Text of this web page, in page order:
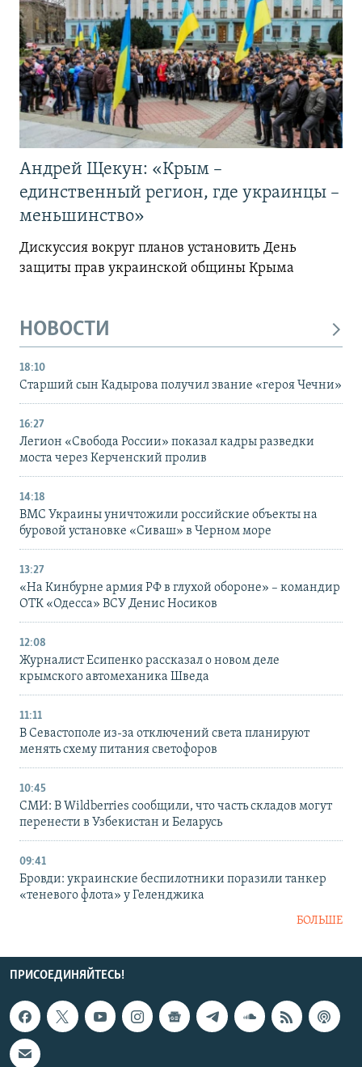
Андрей Щекун: «Крым –
единственный регион, где украинцы –
меньшинство»
Дискуссия вокруг планов установить День
защиты прав украинской общины Крыма
НОВОСТИ
18:10
Старший сын Кадырова получил звание «героя Чечни»
16:27
Легион «Свобода России» показал кадры разведки
моста через Керченский пролив
14:18
ВМС Украины уничтожили российские объекты на
буровой установке «Сиваш» в Черном море
13:27
«На Кинбурне армия РФ в глухой обороне» – командир
ОТК «Одесса» ВСУ Денис Носиков
12:08
Журналист Есипенко рассказал о новом деле
крымского автомеханика Шведа
11:11
В Севастополе из-за отключений света планируют
менять схему питания светофоров
10:45
СМИ: В Wildberries сообщили, что часть складов могут
перенести в Узбекистан и Беларусь
09:41
Бровди: украинские беспилотники поразили танкер
«теневого флота» у Геленджика
БОЛЬШЕ
ПРИСОЕДИНЯЙТЕСЬ!